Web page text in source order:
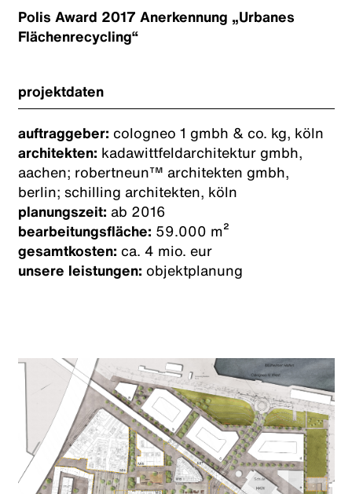
Polis Award 2017 Anerkennung „Urbanes
Flächenrecycling“
projektdaten
auftraggeber: cologneo 1 gmbh & co. kg, köln
architekten: kadawittfeldarchitektur gmbh,
aachen; robertneun™ architekten gmbh,
berlin; schilling architekten, köln
planungszeit: ab 2016
bearbeitungsfläche: 59.000 m²
gesamtkosten: ca. 4 mio. eur
unsere leistungen: objektplanung